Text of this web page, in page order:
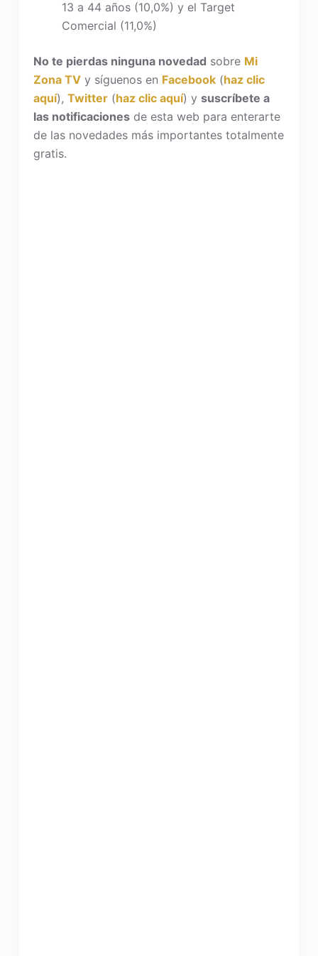
13 a 44 años (10,0%) y el Target
Comercial (11,0%)
No te pierdas ninguna novedad sobre Mi
Zona TVy síguenos en Facebook(haz clic
aquí), Twitter(haz clic aquí) y suscríbete a
las notificacionesde esta web para enterarte
de las novedades más importantes totalmente
gratis.